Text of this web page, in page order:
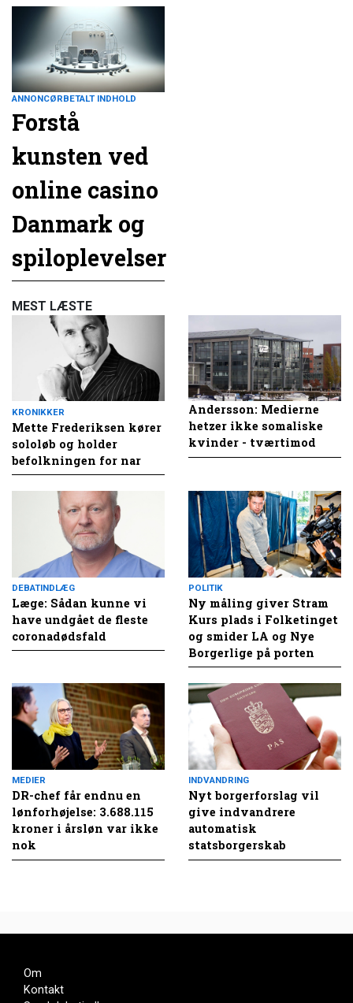
ANNONCØRBETALT INDHOLD
Forstå
kunsten ved
online casino
Danmark og
spiloplevelser
MEST LÆSTE
KRONIKKER
Mette Frederiksen kører
sololøb og holder
befolkningen for nar
Andersson: Medierne
hetzer ikke somaliske
kvinder - tværtimod
DEBATINDLÆG
Læge: Sådan kunne vi
have undgået de fleste
coronadødsfald
POLITIK
Ny måling giver Stram
Kurs plads i Folketinget
og smider LA og Nye
Borgerlige på porten
MEDIER
DR-chef får endnu en
lønforhøjelse: 3.688.115
kroner i årsløn var ikke
nok
INDVANDRING
Nyt borgerforslag vil
give indvandrere
automatisk
statsborgerskab
Om
Kontakt